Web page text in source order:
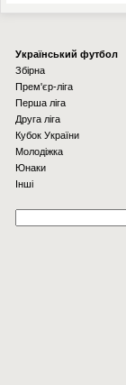
Українcький футбол
Збірна
Прем'єр-ліга
Перша ліга
Друга ліга
Кубок України
Молодіжка
Юнаки
Інші